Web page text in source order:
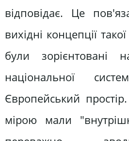
відповідає. Це
вихідні концепції
були зорієнтовані
національної
Європейський
мірою мали